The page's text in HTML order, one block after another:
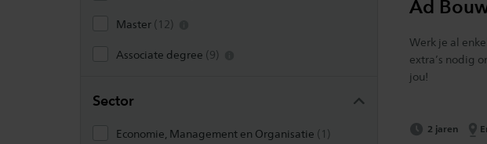
Master (12)
Associate degree (9)
Sector
Economie, Management en Organisatie (1)
Ad
Werk je al
extra’s nodig
jou!
2 jaren